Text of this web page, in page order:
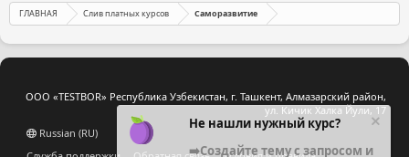
ГЛАВНАЯ Слив платных курсов Саморазвитие
ООО «TESTBOR» Республика Узбекистан, г. Ташкент, Алмазарский район,
ул. Кичик Халка Йули, 17
Russian (RU)
Не нашли нужный курс?
➡️Создайте тему с запросом и